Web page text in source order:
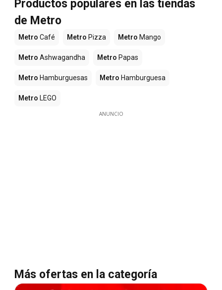
Productos populares en las tiendas
de Metro
Metro Café Metro Pizza Metro Mango
Metro Ashwagandha Metro Papas
Metro Hamburguesas Metro Hamburguesa
Metro LEGO
ANUNCIO
Más ofertas en la categoría